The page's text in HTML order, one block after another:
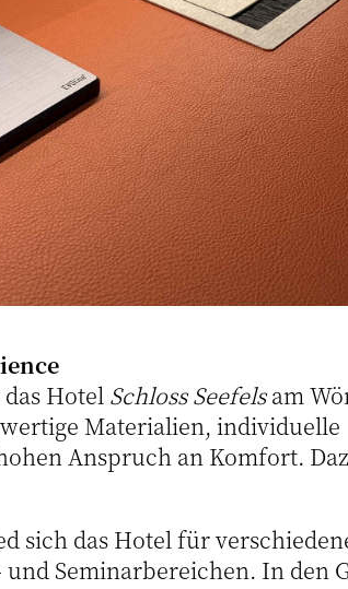
Hotel Schloss Seefelsam
Materialien, individuelle
Anspruch an Komfort.
sich das Hotel für
Seminarbereichen. In den